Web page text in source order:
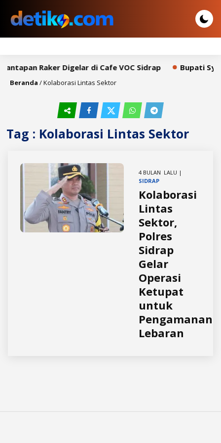
Raker Digelar di Cafe VOC Sidrap Bupati
Beranda /Kolaborasi Lintas Sektor
Tag : Kolaborasi Lintas Sektor
4 BULAN LALU |
SIDRAP
Kolaborasi
Lintas
Sektor,
Polres
Sidrap
Gelar
Operasi
Ketupat
untuk
Pengamanan
Lebaran